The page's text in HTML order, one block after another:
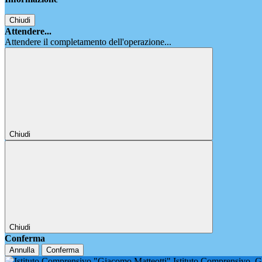
Chiudi
Attendere...
Attendere il completamento dell'operazione...
Chiudi
Chiudi
Conferma
Annulla Conferma